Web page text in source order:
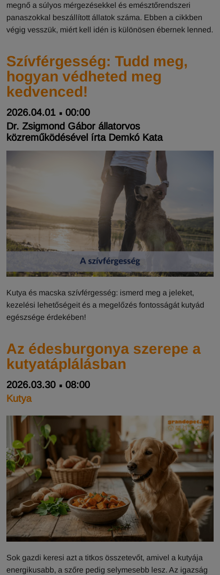
megnő a súlyos mérgezésekkel és emésztőrendszeri
panaszokkal beszállított állatok száma. Ebben a cikkben
végig vesszük, miért kell idén is különösen ébernek lenned.
Szívférgesség: Tudd meg,
hogyan védheted meg
kedvenced!
2026.04.01
00:00
Dr. Zsigmond Gábor állatorvos
közreműködésével írta Demkó Kata
Kutya és macska szívférgesség: ismerd meg a jeleket,
kezelési lehetőségeit és a megelőzés fontosságát kutyád
egészsége érdekében!
Az édesburgonya szerepe a
kutyatáplálásban
2026.03.30
08:00
Kutya
Sok gazdi keresi azt a titkos összetevőt, amivel a kutyája
energikusabb, a szőre pedig selymesebb lesz. Az igazság